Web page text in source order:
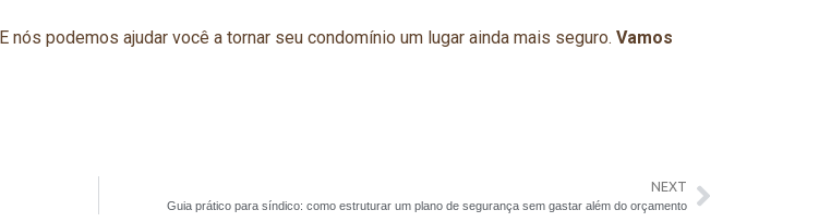
podemos ajudar você a tornar seu condomínio um lugar ainda mais seguro. Vamos
NEXT
Guia prático para síndico: como estruturar um plano de segurança sem gastar além do orçamento